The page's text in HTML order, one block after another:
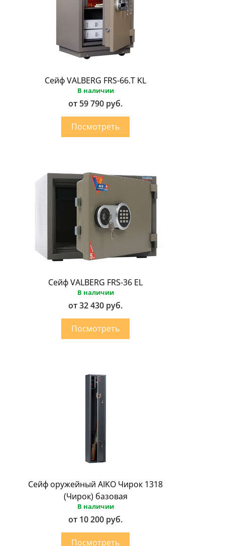
Сейф VALBERG FRS-66.Т KL
В наличии
от 59 790 руб.
Сейф VALBERG FRS-36 EL
В наличии
от 32 430 руб.
Сейф оружейный AIKO Чирок 1318
(Чирок) базовая
В наличии
от 10 200 руб.